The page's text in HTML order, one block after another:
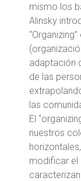
mismo los
Alinsky
adaptación
de las
las
El
nuestros
modificar el